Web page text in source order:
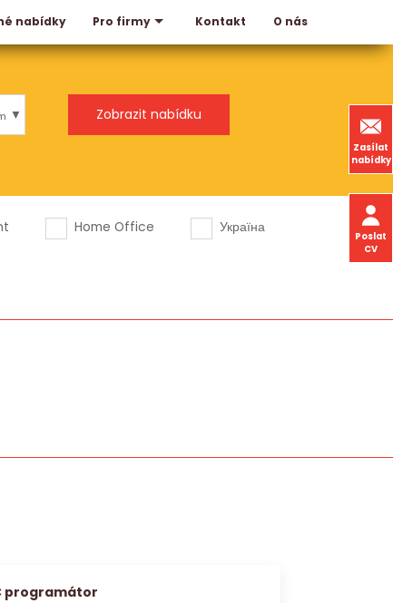
nabídky Pro firmy Kontakt O nás
Zasílat
nabídky
Poslat
CV
Home Office
Україна
programátor